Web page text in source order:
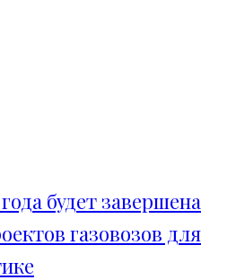
будет завершена
газовозов для